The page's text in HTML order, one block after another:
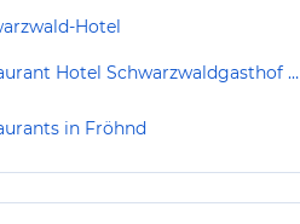
Hotel
Restaurant Hotel Schwarzwaldgasthof Rößle
in Fröhnd